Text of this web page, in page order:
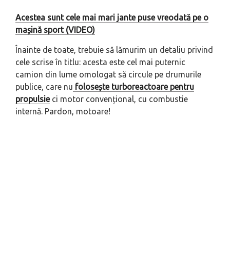
Acestea sunt cele mai mari jante puse vreodată pe o
mașină sport (VIDEO)
Înainte de toate, trebuie să lămurim un detaliu privind
cele scrise în titlu: acesta este cel mai puternic
camion din lume omologat să circule pe drumurile
publice, care nu folosește turboreactoare pentru
propulsieci motor convențional, cu combustie
internă. Pardon, motoare!